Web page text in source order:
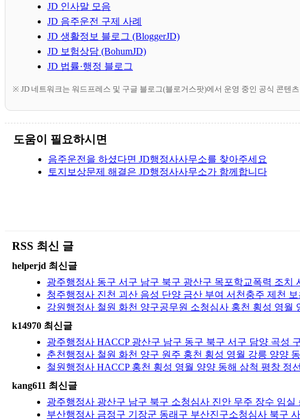
JD 인사말 모음
JD 음주운전 구제 사례
JD 생활정보 블로그 (BloggerJD)
JD 보험상담 (BohumJD)
JD 법률·행정 블로그
※ JD 네트워크는 워드프레스 및 구글 블로그(블로거스팟)에서 운영 중인 공식 콘텐츠
도움이 필요하시면
음주운전을 하셨다면 JD행정사사무소를 찾아주세요
토지보상문제 해결은 JD행정사사무소가 함께합니다
RSS 최신 글
helperjd 최신글
광주행정사 동구 서구 남구 북구 광산구 목포학교폭력 조치
청주행정사 진천 괴산 음성 단양 금산 부여 서천충주 제천
강원행정사 철원 화천 양구공무원 소청심사 홍천 횡성 영
k14970 최신글
광주행정사 HACCP 광산구 남구 동구 북구 서구 담양 곡성
춘천행정사 철원 화천 양구 원주 홍천 횡성 영월 강릉 양양
철원행정사 HACCP 홍천 횡성 영월 양양 동해 삼척 평창 정
kang611 최신글
광주행정사 광산구 남구 북구 소청심사 진안 무주 장수 임
부산행정사 금정구 기장군 동래구 부산진구소청심사 북구